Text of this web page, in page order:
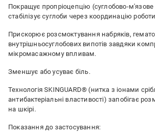
Покращує пропріоцепцію (суглобово-м'язове
стабілізує суглоби через координацію
Прискорює розсмоктування набряків,
внутрішньосуглобових випотів завдяки
мікромасажному впливам.
Зменшує або усуває біль.
Технологія SKINGUARD® (нитка з іонами
антибактеріальні властивості) запобігає
на шкірі.
Показання до застосування: